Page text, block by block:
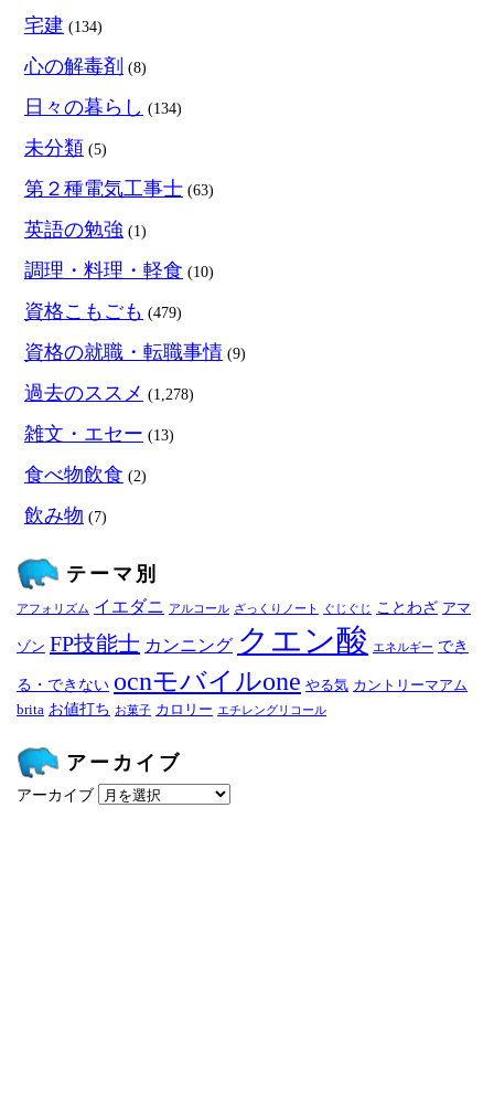
宅建 (134)
心の解毒剤 (8)
日々の暮らし (134)
未分類 (5)
第２種電気工事士 (63)
英語の勉強 (1)
調理・料理・軽食 (10)
資格こもごも (479)
資格の就職・転職事情 (9)
過去のススメ (1,278)
雑文・エセー (13)
食べ物飲食 (2)
飲み物 (7)
テーマ別
アフォリズム イエダニ アルコール ざっくりノート ぐじぐじ ことわざ アマ
ゾン FP技能士 カンニング クエン酸 エネルギー でき
る・できない ocnモバイルone やる気 カントリーマアム
brita お値打ち お菓子 カロリー エチレングリコール
アーカイブ
アーカイブ